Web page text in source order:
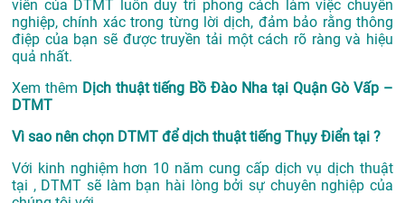
viên của DTMT luôn duy trì phong cách làm việc chuyên
nghiệp, chính xác trong từng lời dịch, đảm bảo rằng thông
điệp của bạn sẽ được truyền tải một cách rõ ràng và hiệu
quả nhất.
Xem thêm Dịch thuật tiếng Bồ Đào Nha tại Quận Gò Vấp –
DTMT
Vì sao nên chọn DTMT để dịch thuật tiếng Thụy Điển tại ?
Với kinh nghiệm hơn 10 năm cung cấp dịch vụdịch thuật
tại , DTMT sẽ làm bạn hài lòng bởi sự chuyên nghiệp của